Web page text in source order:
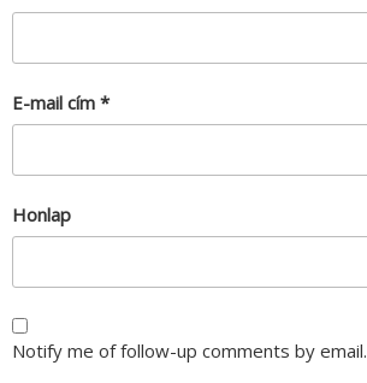
E-mail cím *
Honlap
Notify me of follow-up comments by email.